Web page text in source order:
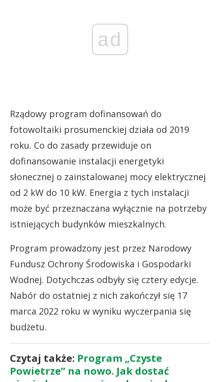
ad
Rządowy program dofinansowań do
fotowoltaiki prosumenckiej działa od 2019
roku. Co do zasady przewiduje on
dofinansowanie instalacji energetyki
słonecznej o zainstalowanej mocy elektrycznej
od 2 kW do 10 kW. Energia z tych instalacji
może być przeznaczana wyłącznie na potrzeby
istniejących budynków mieszkalnych.
Program prowadzony jest przez Narodowy
Fundusz Ochrony Środowiska i Gospodarki
Wodnej. Dotychczas odbyły się cztery edycje.
Nabór do ostatniej z nich zakończył się 17
marca 2022 roku w wyniku wyczerpania się
budżetu.
Czytaj także: Program „Czyste
Powietrze” na nowo. Jak dostać